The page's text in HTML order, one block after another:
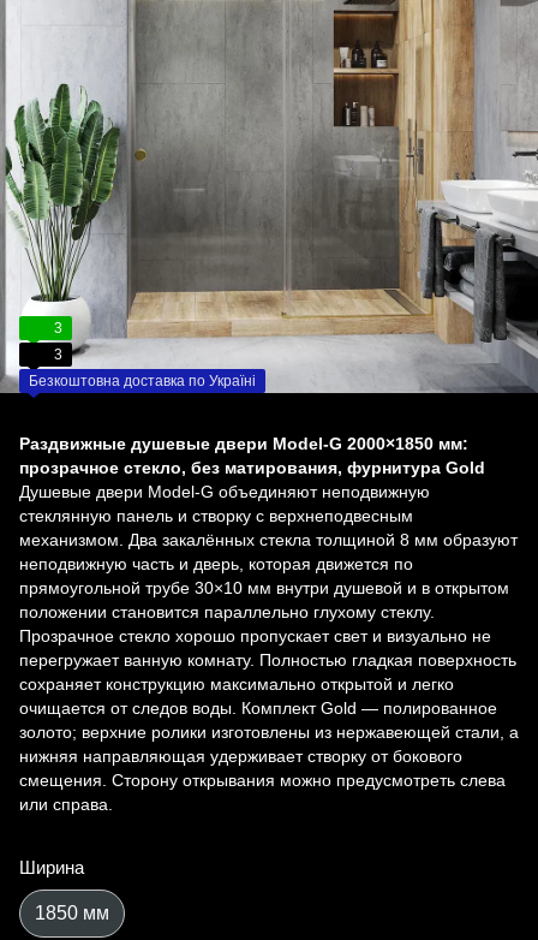
3
3
Безкоштовна доставка по Україні
Раздвижные душевые двери Model-G 2000×1850 мм:
прозрачное стекло, без матирования, фурнитура Gold
Душевые двери Model-G объединяют неподвижную
стеклянную панель и створку с верхнеподвесным
механизмом. Два закалённых стекла толщиной 8 мм образуют
неподвижную часть и дверь, которая движется по
прямоугольной трубе 30×10 мм внутри душевой и в открытом
положении становится параллельно глухому стеклу.
Прозрачное стекло хорошо пропускает свет и визуально не
перегружает ванную комнату. Полностью гладкая поверхность
сохраняет конструкцию максимально открытой и легко
очищается от следов воды. Комплект Gold — полированное
золото; верхние ролики изготовлены из нержавеющей стали, а
нижняя направляющая удерживает створку от бокового
смещения. Сторону открывания можно предусмотреть слева
или справа.
Ширина
1850 мм